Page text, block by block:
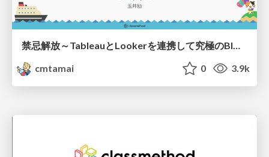
禁忌解放～TableauとLookerを連携して究極のBI環境を召喚する
cmtamai
0 3.9k